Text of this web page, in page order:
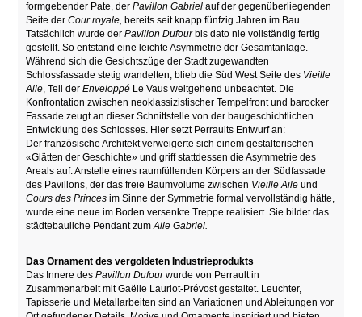
formgebender Pate, derPavillon Gabrielauf der gegenüberliegenden
Seite derCour royale, bereits seit knapp fünfzig Jahren im Bau.
Tatsächlich wurde derPavillon Dufourbis dato nie vollständig fertig
gestellt. So entstand eine leichte Asymmetrie der Gesamtanlage.
Während sich die Gesichtszüge der Stadt zugewandten
Schlossfassade stetig wandelten, blieb die Süd West Seite des Vieille
Aile, Teil derEnveloppé Le Vaus weitgehend unbeachtet. Die
Konfrontation zwischen neoklassizistischer Tempelfront und barocker
Fassade zeugt an dieser Schnittstelle von der baugeschichtlichen
Entwicklung des Schlosses. Hier setzt Perraults Entwurf an:
Der französische Architekt verweigerte sich einem gestalterischen
«Glätten der Geschichte» und griff stattdessen die Asymmetrie des
Areals auf: Anstelle eines raumfüllenden Körpers an der Südfassade
des Pavillons, der das freie Baumvolume zwischen Vieille Aile und
Cours des Princes im Sinne der Symmetrie formal vervollständig hätte,
wurde eine neue im Boden versenkte Treppe realisiert. Sie bildet das
städtebauliche Pendant zumAile Gabriel.
Das Ornament des vergoldeten Industrieprodukts
Das Innere desPavillon Dufourwurde von Perrault in
Zusammenarbeit mit Gaëlle Lauriot-Prévost gestaltet. Leuchter,
Tapisserie und Metallarbeiten sind an Variationen und Ableitungen vor